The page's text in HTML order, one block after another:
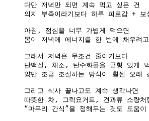
다만 저녁만 되면 계속 먹고 싶은 건
의지 부족이라기보다 하루 피로감 +
아침, 점심을 너무 가볍게 먹으면
몸이 저녁에 에너지를 한 번에 채우려
그래서 저녁은 무조건 줄이기보다
단백질, 채소, 탄수화물을 균형 있게
양만 조금 조절하는 방식이 훨씬 오래
그리고 식사 끝나고도 계속 생각나면
따뜻한 차, 그릭요거트, 견과류 소량처
“마무리 간식”을 정해두는 것도 도움이